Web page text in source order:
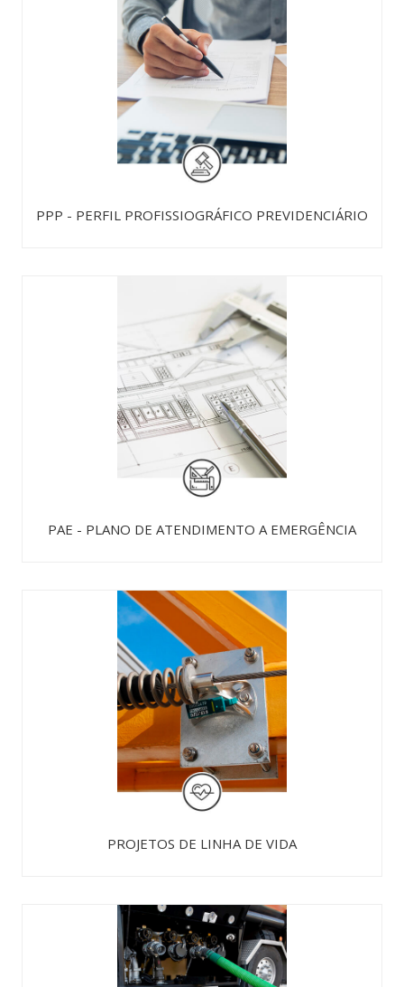
PPP - PERFIL PROFISSIOGRÁFICO PREVIDENCIÁRIO
PAE - PLANO DE ATENDIMENTO A EMERGÊNCIA
PROJETOS DE LINHA DE VIDA